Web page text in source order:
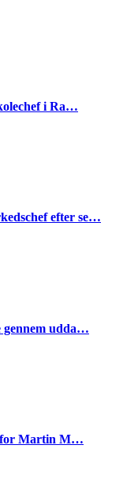
i Ra…
efter se…
gennem udda…
for Martin M…